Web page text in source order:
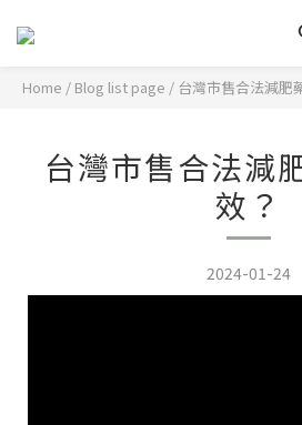
Home / Blog list page / 台灣市售合法減肥
台灣市售合法減
效？
2024-01-24